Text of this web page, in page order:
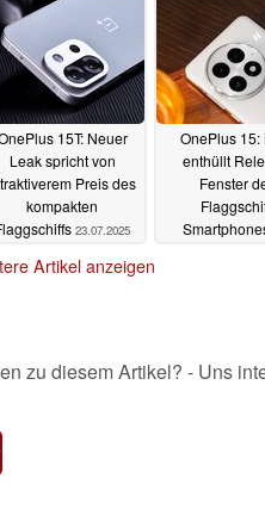
15T: Neuer
Leak spricht von
Preis des
kompakten
23.07.2025
OnePlus 15:
enthüllt
Fenster
Artikel anzeigen
zu diesem Artikel? - Uns